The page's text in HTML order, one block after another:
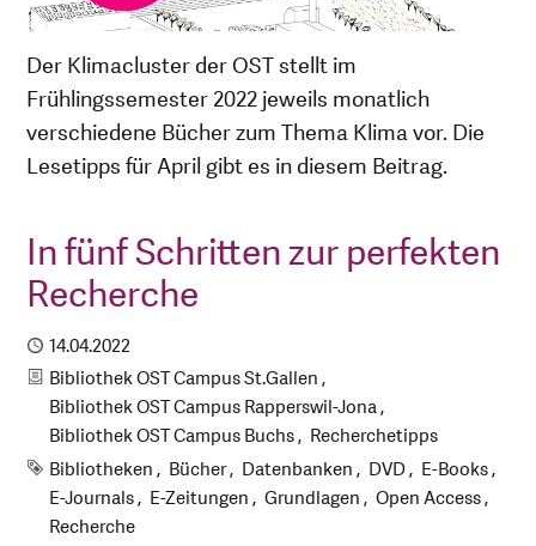
Der Klimacluster der OST stellt im
Frühlingssemester 2022 jeweils monatlich
verschiedene Bücher zum Thema Klima vor. Die
Lesetipps für April gibt es in diesem Beitrag.
In fünf Schritten zur perfekten
Recherche
Publiziert
14.04.2022
Kategorien
Bibliothek OST Campus St.Gallen
Bibliothek OST Campus Rapperswil-Jona
Bibliothek OST Campus Buchs
Recherchetipps
Schlagworte
Bibliotheken Bücher Datenbanken DVD
E-Books
E-Journals
E-Zeitungen Grundlagen
Open Access
Recherche